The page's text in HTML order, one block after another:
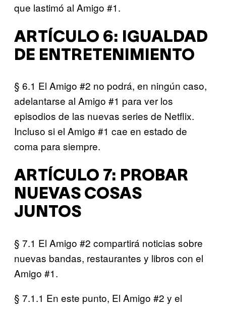
que lastimó al Amigo #1.
ARTÍCULO 6: IGUALDAD
DE ENTRETENIMIENTO
§ 6.1 El Amigo #2 no podrá, en ningún caso,
adelantarse al Amigo #1 para ver los
episodios de las nuevas series de Netflix.
Incluso si el Amigo #1 cae en estado de
coma para siempre.
ARTÍCULO 7: PROBAR
NUEVAS COSAS
JUNTOS
§ 7.1 El Amigo #2 compartirá noticias sobre
nuevas bandas, restaurantes y libros con el
Amigo #1.
§ 7.1.1 En este punto, El Amigo #2 y el